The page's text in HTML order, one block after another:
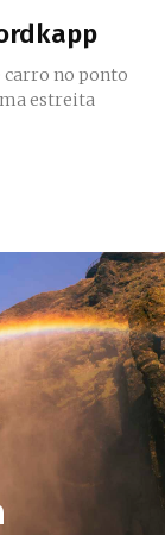
carro no ponto